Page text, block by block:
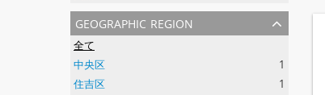
geographic region
全て
中央区
1
住吉区
1